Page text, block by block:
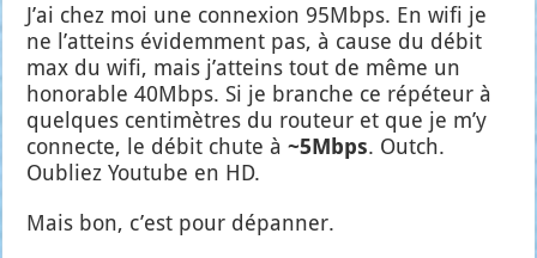
J’ai chez moi une connexion 95Mbps. En wifi je
ne l’at­teins évi­dem­ment pas, à cause du débit
max du wifi, mais j’at­teins tout de même un
hono­rable 40Mbps. Si je branche ce répé­teur à
quelques cen­ti­mètres du rou­teur et que je m’y
connecte, le débit chute à~5Mbps. Outch.
Oubliez You­tube en HD.
Mais bon, c’est pour dépan­ner.